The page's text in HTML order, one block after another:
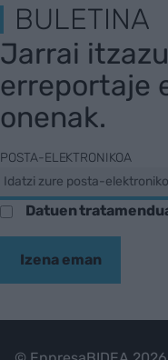
BULETINA
Jarrai
erreportaje
onenak.
POSTA-ELEKTRONIKOA
Datuen
Izena eman